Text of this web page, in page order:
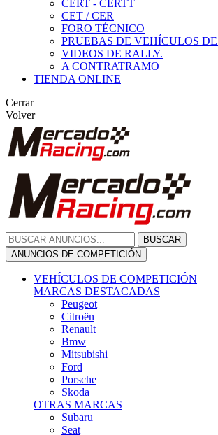
CERT - CERTT
CET / CER
FORO TÉCNICO
PRUEBAS DE VEHÍCULOS
VIDEOS DE RALLY.
A CONTRATRAMO
TIENDA ONLINE
Cerrar
Volver
BUSCAR
ANUNCIOS DE COMPETICIÓN
VEHÍCULOS DE COMPETICIÓN
MARCAS DESTACADAS
Peugeot
Citroën
Renault
Bmw
Mitsubishi
Ford
Porsche
Skoda
OTRAS MARCAS
Subaru
Seat